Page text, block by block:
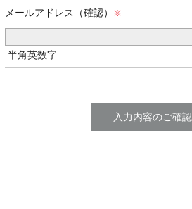
メールアドレス（確認）
半角英数字